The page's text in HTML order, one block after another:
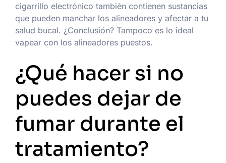
cigarrillo electrónico también contienen sustancias
que pueden manchar los alineadores y afectar a tu
salud bucal. ¿Conclusión? Tampoco es lo ideal
vapear con los alineadores puestos.
¿Qué hacer si no
puedes dejar de
fumar durante el
tratamiento?